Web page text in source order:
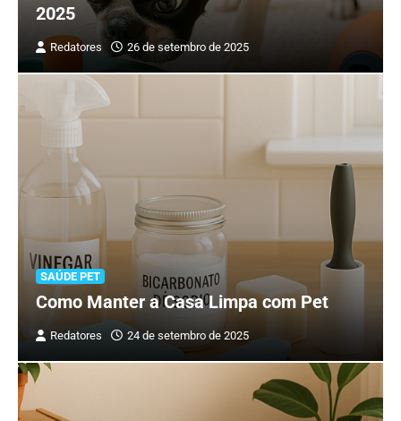
2025
Redatores 26 de setembro de 2025
SAÚDE PET
Como Manter a Casa Limpa com Pet
Redatores 24 de setembro de 2025